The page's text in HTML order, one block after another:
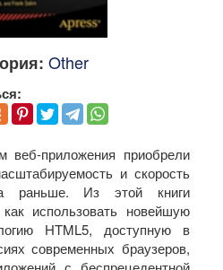
Other
приложения приобрели
и скорость
раньше. Из этой книги
использовать новейшую
HTML5, доступную в
современных браузеров,